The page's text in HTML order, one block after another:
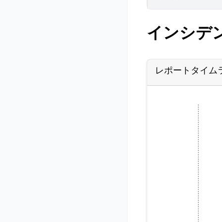
インシデ
レポートタイム